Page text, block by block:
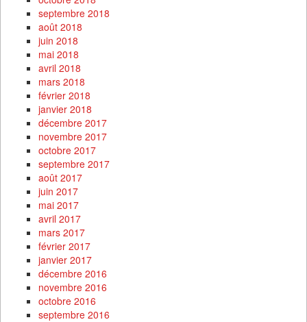
septembre 2018
août 2018
juin 2018
mai 2018
avril 2018
mars 2018
février 2018
janvier 2018
décembre 2017
novembre 2017
octobre 2017
septembre 2017
août 2017
juin 2017
mai 2017
avril 2017
mars 2017
février 2017
janvier 2017
décembre 2016
novembre 2016
octobre 2016
septembre 2016